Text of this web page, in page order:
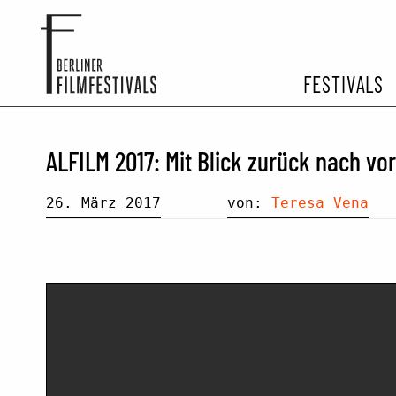
FESTIVALS
ARCHIV
ALFILM 2017: Mit Blick zurück nach
26. März 2017 von:Teresa Vena